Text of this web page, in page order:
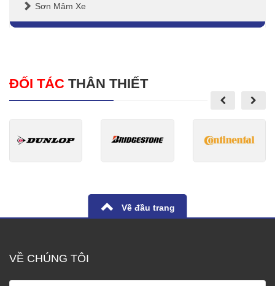
Sơn Mâm Xe
ĐỐI TÁC THÂN THIẾT
Về đầu trang
VỀ CHÚNG TÔI